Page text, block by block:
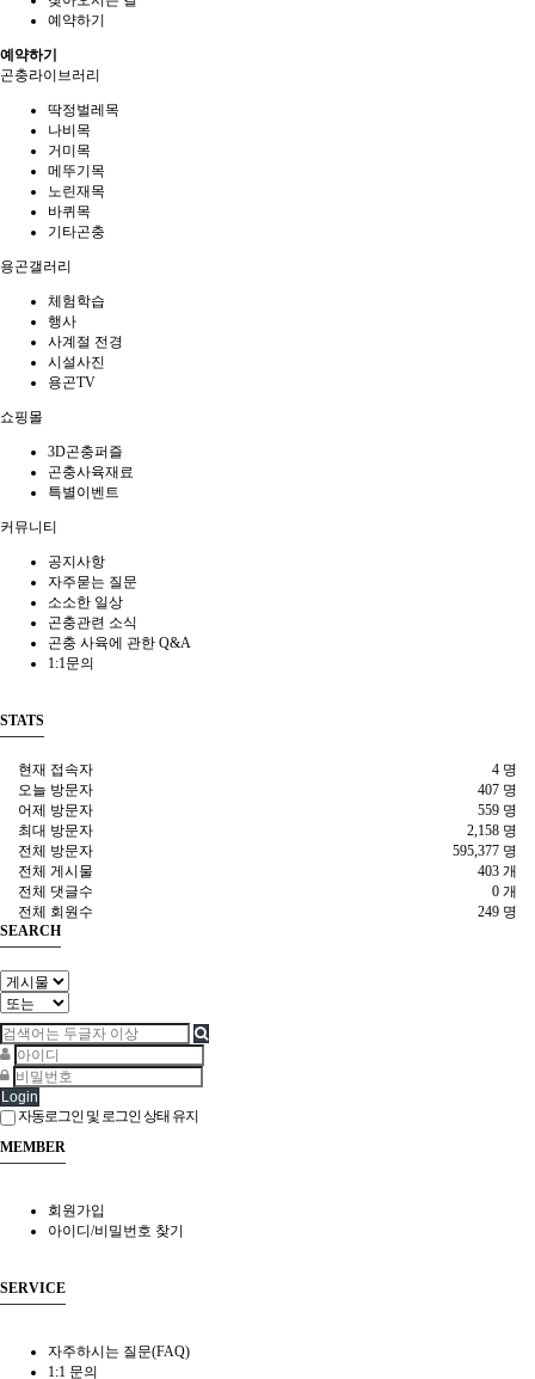
예약하기
예약하기
곤충라이브러리
딱정벌레목
나비목
거미목
메뚜기목
노린재목
바퀴목
기타곤충
용곤갤러리
체험학습
행사
사계절 전경
시설사진
용곤TV
쇼핑몰
3D곤충퍼즐
곤충사육재료
특별이벤트
커뮤니티
공지사항
자주묻는 질문
소소한 일상
곤충관련 소식
곤충 사육에 관한 Q&A
1:1문의
STATS
4 명
현재 접속자
407 명
오늘 방문자
559 명
어제 방문자
2,158 명
최대 방문자
595,377 명
전체 방문자
403 개
전체 게시물
0 개
전체 댓글수
249 명
전체 회원수
SEARCH
Login
자동로그인 및 로그인 상태 유지
MEMBER
회원가입
아이디/비밀번호 찾기
SERVICE
자주하시는 질문(FAQ)
1:1 문의